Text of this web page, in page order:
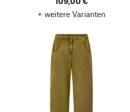
+ weitere Varianten